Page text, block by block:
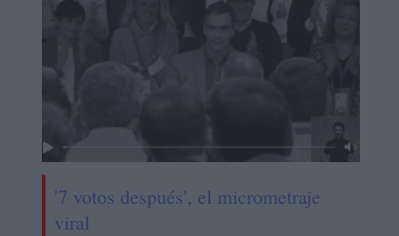
'7 votos después', el micrometraje
viral